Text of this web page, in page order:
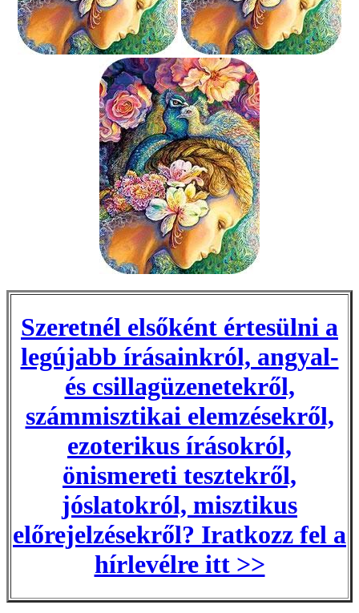
Szeretnél elsőként értesülni a
legújabb írásainkról, angyal-
és csillagüzenetekről,
számmisztikai elemzésekről,
ezoterikus írásokról,
önismereti tesztekről,
jóslatokról, misztikus
előrejelzésekről? Iratkozz fel a
hírlevélre itt >>